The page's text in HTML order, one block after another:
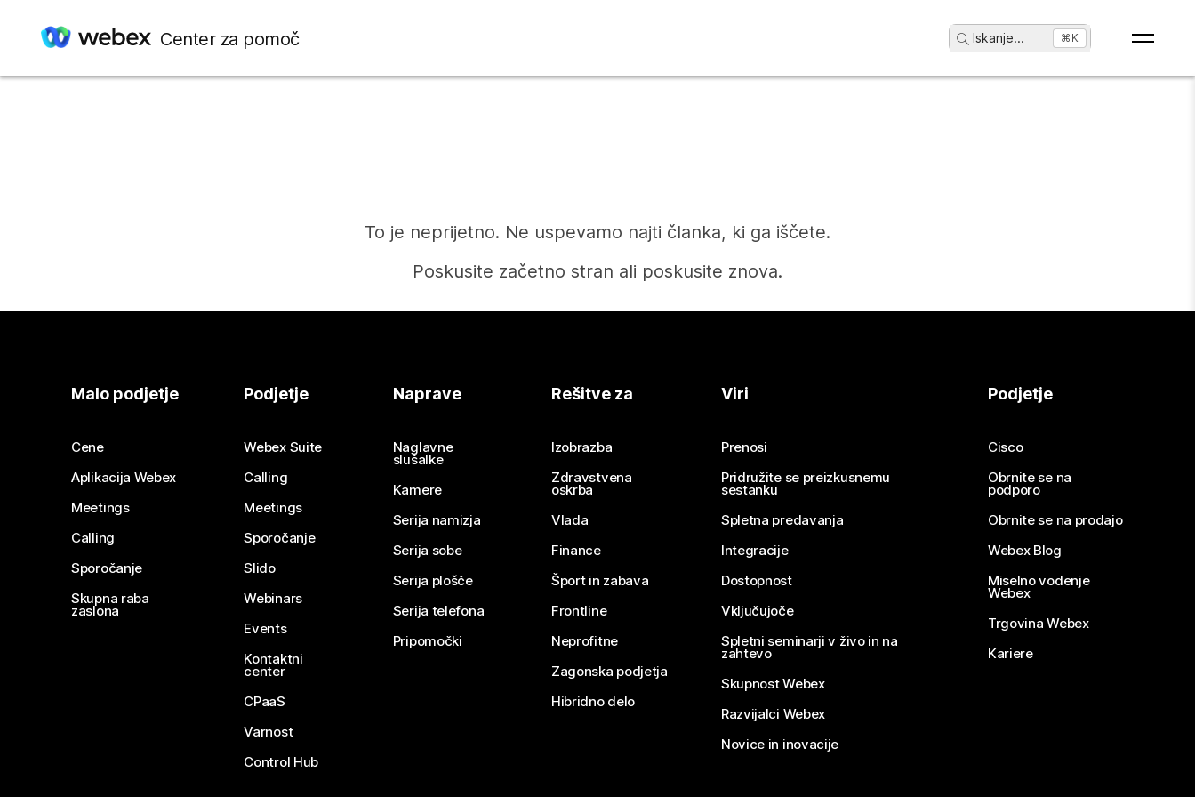
Center za pomoč Iskanje... ⌘K
To je neprijetno. Ne uspevamo najti članka, ki ga iščete.
Poskusite začetno stran ali poskusite znova.
Potrebujete odgovor?
Pošlji vprašanje
Malo podjetje
Cene
Aplikacija Webex
Meetings
Calling
Sporočanje
Skupna raba
zaslona
Podjetje
Webex Suite
Calling
Meetings
Sporočanje
Slido
Webinars
Events
Kontaktni
center
CPaaS
Varnost
Control Hub
Naprave
Naglavne
slušalke
Kamere
Serija namizja
Serija sobe
Serija plošče
Serija telefona
Pripomočki
Rešitve za
Izobrazba
Zdravstvena
oskrba
Vlada
Finance
Šport in zabava
Frontline
Neprofitne
Zagonska podjetja
Hibridno delo
Viri
Prenosi
Pridružite se preizkusnemu
sestanku
Spletna predavanja
Integracije
Dostopnost
Vključujoče
Spletni seminarji v živo in na
zahtevo
Skupnost Webex
Razvijalci Webex
Novice in inovacije
Podjetje
Cisco
Obrnite se na
podporo
Obrnite se na prodajo
Webex Blog
Miselno vodenje
Webex
Trgovina Webex
Kariere